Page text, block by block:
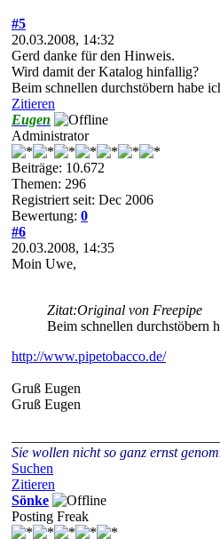
#5
20.03.2008, 14:32
Gerd danke für den Hinweis.
Wird damit der Katalog hinfallig?
Beim schnellen durchstöbern habe
Zitieren
Eugen
Administrator
Beiträge: 10.672
Themen: 296
Registriert seit: Dec 2006
Bewertung: 0
#6
20.03.2008, 14:35
Moin Uwe,
Zitat:Original von Freepipe
Beim schnellen durchstöbern
http://www.pipetobacco.de/
Gruß Eugen
Gruß Eugen
Sie wollen nicht so ganz ernst
Suchen
Zitieren
Sönke
Posting Freak